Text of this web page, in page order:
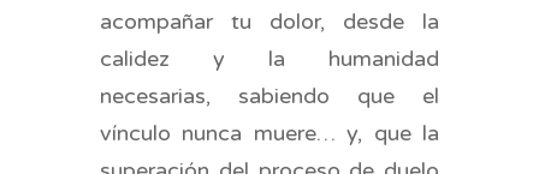
acompañar tu dolor, desde la
calidez y la humanidad
necesarias, sabiendo que el
vínculo nunca muere… y, que la